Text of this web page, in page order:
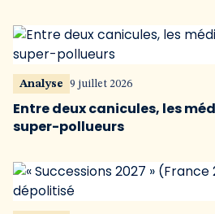
Analyse 9 juillet 2026
Entre deux canicules, les
super-pollueurs